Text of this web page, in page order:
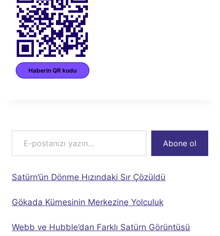
Haberin QR kodu
E-postanızı yazın…
Abone ol
Satürn’ün Dönme Hızındaki Sır Çözüldü
Gökada Kümesinin Merkezine Yolculuk
Webb ve Hubble’dan Farklı Satürn Görüntüsü